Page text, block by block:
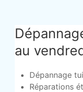
au
Dépannage
Réparations